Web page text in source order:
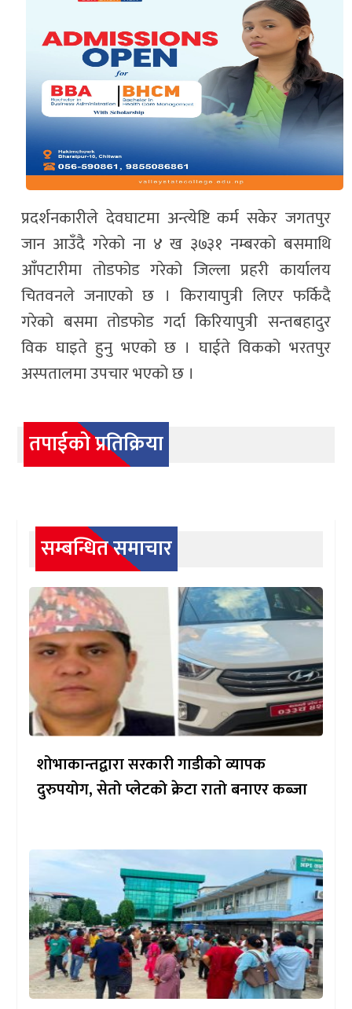
प्रदर्शनकारीले देवघाटमा अन्त्येष्टि कर्म सकेर जगतपुर
जान आउँदै गरेको ना ४ ख ३७३१ नम्बरको बसमाथि
आँपटारीमा तोडफोड गरेको जिल्ला प्रहरी कार्यालय
चितवनले जनाएको छ । किरायापुत्री लिएर फर्किदै
गरेको बसमा तोडफोड गर्दा किरियापुत्री सन्तबहादुर
विक घाइते हुनु भएको छ । घाईते विकको भरतपुर
अस्पतालमा उपचार भएको छ ।
तपाईको प्रतिक्रिया
सम्बन्धित समाचार
शोभाकान्तद्वारा सरकारी गाडीको व्यापक
दुरुपयोग, सेतो प्लेटको क्रेटा रातो बनाएर कब्जा